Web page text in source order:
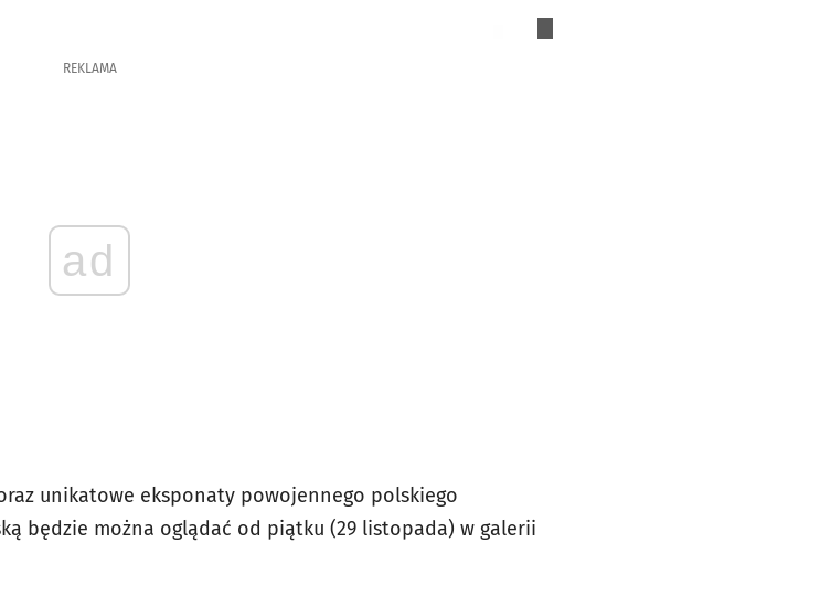
REKLAMA
ad
unikatowe eksponaty powojennego polskiego
będzie można oglądać od piątku (29 listopada) w galerii